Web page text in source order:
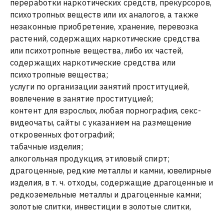
переработки наркотических средств, прекурсоров,
психотропных веществ или их аналогов, а также
незаконные приобретение, хранение, перевозка
растений, содержащих наркотические средства
или психотропные вещества, либо их частей,
содержащих наркотические средства или
психотропные вещества;
услуги по организации занятий проституцией,
вовлечение в занятие проституцией;
контент для взрослых, любая порнография, секс-
видеочаты, сайты с указанием на размещение
откровенных фотографий;
табачные изделия;
алкогольная продукция, этиловый спирт;
драгоценные, редкие металлы и камни, ювелирные
изделия, в т. ч. отходы, содержащие драгоценные и
редкоземельные металлы и драгоценные камни;
золотые слитки, инвестиции в золотые слитки,